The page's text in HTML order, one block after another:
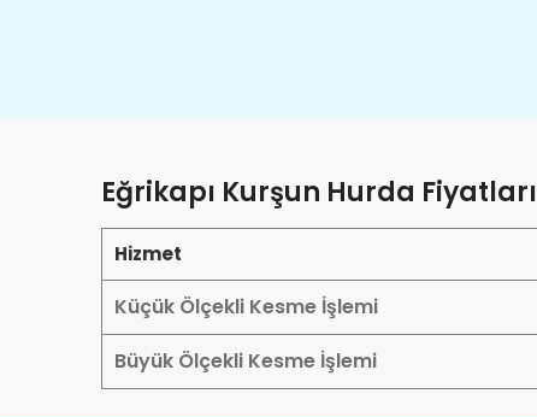
Eğrikapı Kurşun Hurda Fiyatları
Hizmet
Küçük Ölçekli Kesme İşlemi
Büyük Ölçekli Kesme İşlemi